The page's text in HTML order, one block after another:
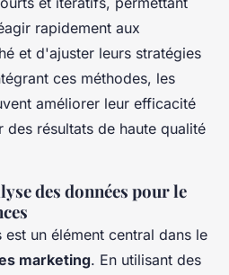
rapidement aux
et d'ajuster leurs stratégies
ces méthodes, les
améliorer leur efficacité
résultats de haute qualité
des données pour le
est un élément central dans le
marketing. En utilisant des